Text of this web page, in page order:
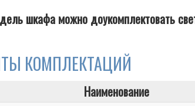
шкафа можно доукомплектовать
КОМПЛЕКТАЦИЙ
Наименование